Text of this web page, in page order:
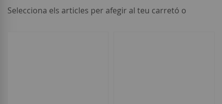
Selecciona els articles per afegir al teu carretó o